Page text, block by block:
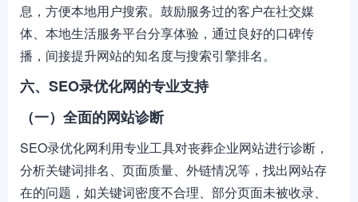
息，方便本地用户搜索。鼓励服务过的客户在社交媒
体、本地生活服务平台分享体验，通过良好的口碑传
播，间接提升网站的知名度与搜索引擎排名。
六、SEO录优化网的专业支持
（一）全面的网站诊断
SEO录优化网利用专业工具对丧葬企业网站进行诊断，
分析关键词排名、页面质量、外链情况等，找出网站存
在的问题，如关键词密度不合理、部分页面未被收录、